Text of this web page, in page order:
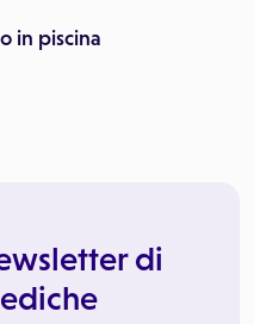
in piscina
di